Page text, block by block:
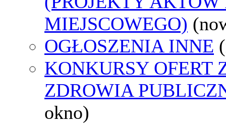
MIEJSCOWEGO)
OGŁOSZENIA INNE
KONKURSY OFERT
ZDROWIA
okno)